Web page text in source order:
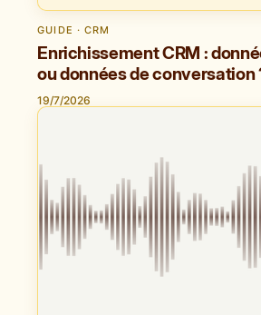
GUIDE · CRM
Enrichissement CRM :
ou données de conversation
19/7/2026